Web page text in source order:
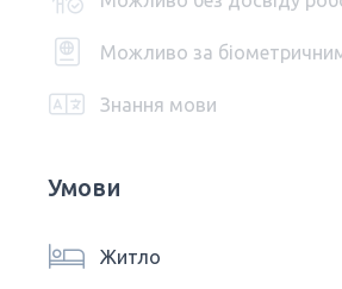
Можливо за
Знання мови
Умови
Житло